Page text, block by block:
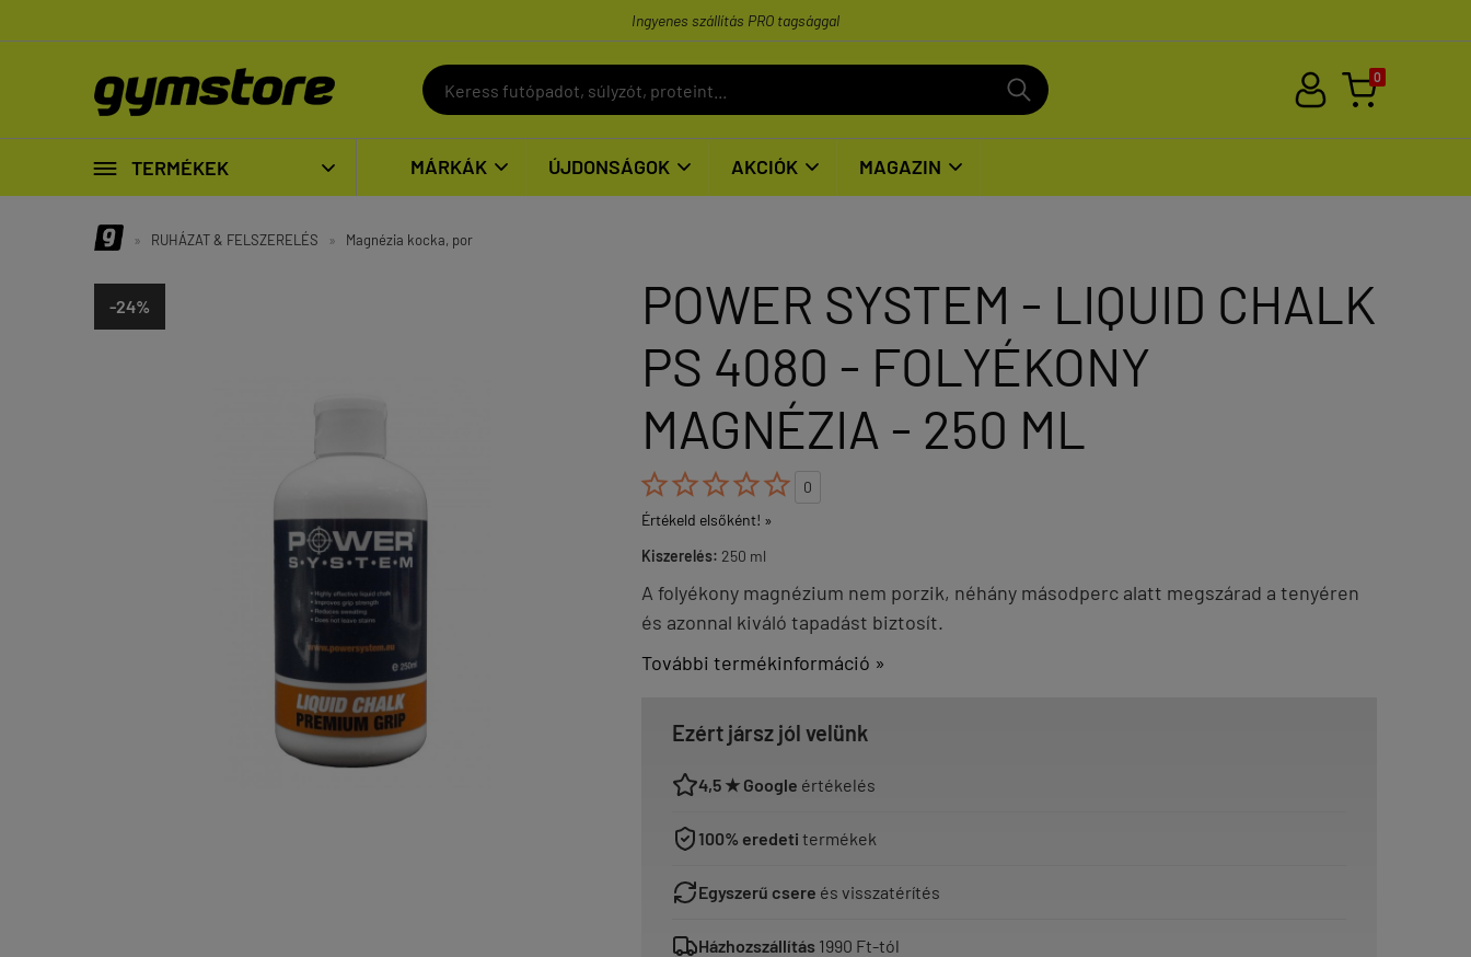
Ingyenes szállítás PRO tagsággal
0
 TERMÉKEK  MÁRKÁK  ÚJDONSÁGOK  AKCIÓK  MAGAZIN 
» RUHÁZAT & FELSZERELÉS » Magnézia kocka, por
-24%
POWER SYSTEM - LIQUID CHALK
PS 4080 - FOLYÉKONY
MAGNÉZIA - 250 ML

0
Értékeld elsőként! »
Kiszerelés: 250 ml
A folyékony magnézium nem porzik, néhány másodperc alatt megszárad a tenyéren
és azonnal kiváló tapadást biztosít.
További termékinformáció »
Ezért jársz jól velünk
4,5 ★ Google értékelés
100% eredeti termékek
Egyszerű csere és visszatérítés
Házhozszállítás 1990 Ft-tól